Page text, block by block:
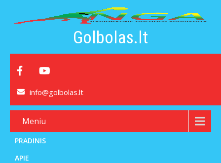
Golbolas.lt
info@golbolas.lt
Meniu
PRADINIS
APIE